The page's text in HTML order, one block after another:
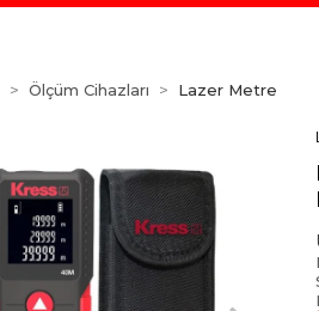
Ölçüm Cihazları Lazer Metre